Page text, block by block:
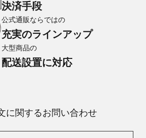
決済手段
公式通販ならではの
充実のラインアップ
大型商品の
配送設置に対応
に関するお問い合わせ